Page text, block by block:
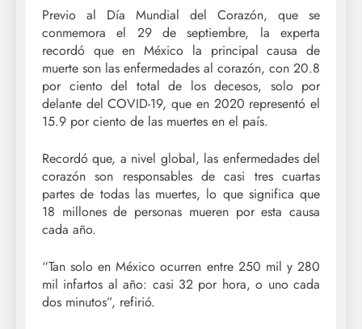
Previo al Día Mundial del Corazón, que se
conmemora el 29 de septiembre, la experta
recordó que en México la principal causa de
muerte son las enfermedades al corazón, con 20.8
por ciento del total de los decesos, solo por
delante del COVID-19, que en 2020 representó el
15.9 por ciento de las muertes en el país.
Recordó que, a nivel global, las enfermedades del
corazón son responsables de casi tres cuartas
partes de todas las muertes, lo que significa que
18 millones de personas mueren por esta causa
cada año.
“Tan solo en México ocurren entre 250 mil y 280
mil infartos al año: casi 32 por hora, o uno cada
dos minutos”, refirió.